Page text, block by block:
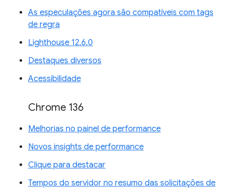
As especulações agora são compatíveis com tags
de regra
Lighthouse 12.6.0
Destaques diversos
Acessibilidade
Chrome 136
Melhorias no painel de performance
Novos insights de performance
Clique para destacar
Tempos do servidor no resumo das solicitações de